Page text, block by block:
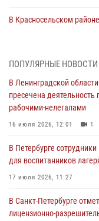
В Красносельском
06 августа 2026, 13:39 1
В Центральном районе
хулигана, стрелявшего
домами
06 августа 2026, 11:36
Сотрудники и
правопорядок при
06 августа 2026, 07:30
В Выборгском районе
разыскиваемый
ПОПУЛЯРНЫЕ НОВОСТИ
В Ленинградской
пресечена
рабочими-нелегалами
16 июля 2026, 12:01 1
В Петербурге
для воспитанников
17 июля 2026, 11:27
В Санкт-Петербурге
лицензионно-